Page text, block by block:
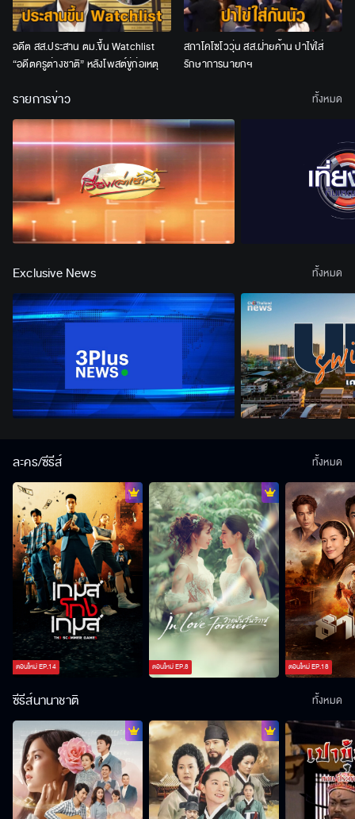
อดีต สส.ประสาน ตม.ขึ้น Watchlist
“อดีตครูต่างชาติ” หลังโพสต์ขู่ก่อเหตุ
สภาโคโซโววุ่น สส.ฝ่ายค้าน ปาไข่ใส่
รักษาการนายกฯ
รายการข่าว ทั้งหมด
Exclusive News ทั้งหมด
ละคร/ซีรีส์
ตอนใหม่EP.14 ตอนใหม่EP.8 ตอนใหม่EP.18
ทั้งหมด
ซีรีส์นานาชาติ ทั้งหมด